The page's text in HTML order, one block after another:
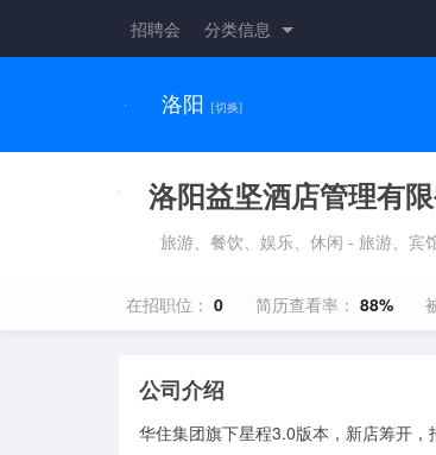
招聘会 分类信息
洛阳 [切换]
洛阳益坚酒店管理有
旅游、餐饮、娱乐、休闲 - 旅游、宾
在招职位： 0 简历查看率： 88%
公司介绍
华住集团旗下星程3.0版本，新店筹开，